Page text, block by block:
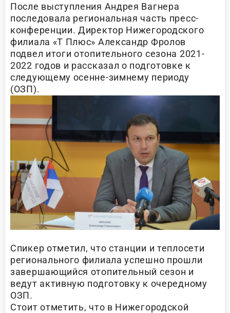
После выступления Андрея Вагнера
последовала региональная часть пресс-
конференции. Директор Нижегородского
филиала «Т Плюс» Александр Фролов
подвел итоги отопительного сезона 2021-
2022 годов и рассказал о подготовке к
следующему осенне-зимнему периоду
(ОЗП).
Спикер отметил, что станции и теплосети
регионального филиала успешно прошли
завершающийся отопительный сезон и
ведут активную подготовку к очередному
ОЗП.
Стоит отметить, что в Нижегородской